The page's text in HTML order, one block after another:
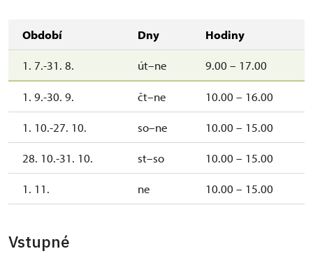
Období Dny Hodiny
1. 7.-31. 8. út–ne 9.00 – 17.00
1. 9.-30. 9. čt–ne 10.00 – 16.00
1. 10.-27. 10. so–ne 10.00 – 15.00
28. 10.-31. 10. st–so 10.00 – 15.00
1. 11. ne 10.00 – 15.00
Vstupné